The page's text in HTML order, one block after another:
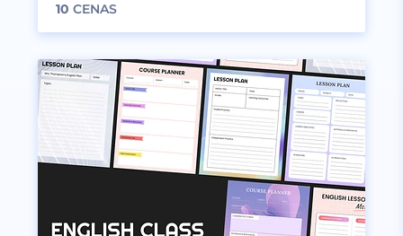
10 CENAS